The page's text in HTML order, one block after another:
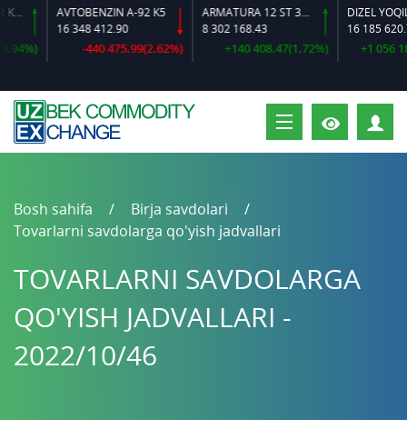
AVTOBENZIN A-92 K5
16 348 412.90
-440 475.99(2.62%)
ARMATURA 12 ST 35 GS O‘LCHAMLI
8 302 168.43
+140 408.47(1.72%)
DIZEL
16 185 620.72
+1 056
Bosh sahifa
Birja savdolari
Tovarlarni savdolarga qo'yish jadvallari
TOVARLARNI SAVDOLARGA
QO'YISH JADVALLARI -
2022/10/46